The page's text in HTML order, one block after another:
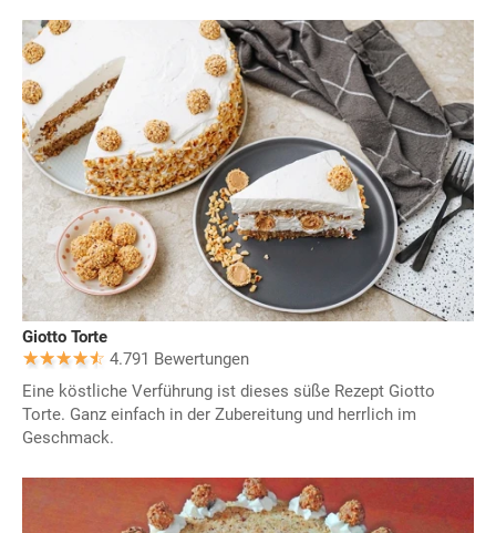
Giotto Torte
4.791 Bewertungen
Eine köstliche Verführung ist dieses süße Rezept Giotto
Torte. Ganz einfach in der Zubereitung und herrlich im
Geschmack.